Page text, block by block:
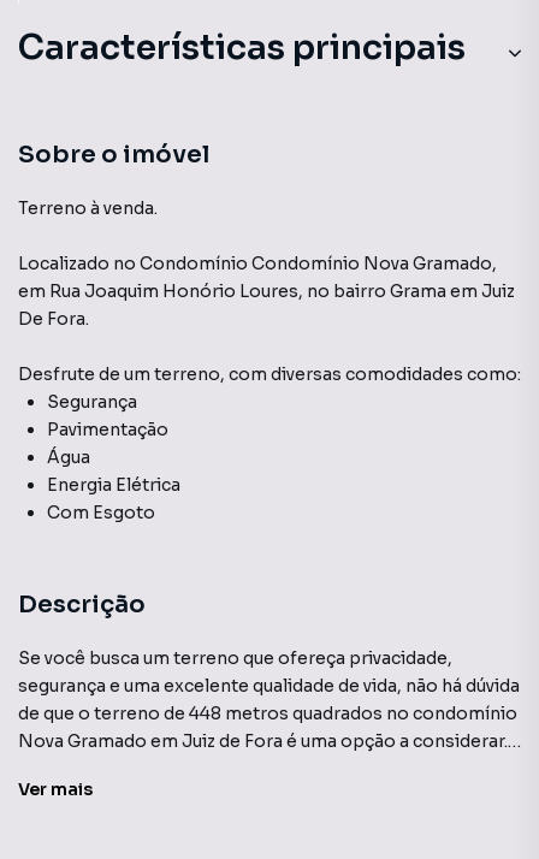
Características principais
Sobre o imóvel
Terreno à venda.
Localizado no Condomínio Condomínio Nova Gramado,
em Rua Joaquim Honório Loures, no bairro Grama em Juiz
De Fora.
Desfrute de um terreno, com diversas comodidades como:
Segurança
Pavimentação
Água
Energia Elétrica
Com Esgoto
Descrição
Se você busca um terreno que ofereça privacidade,
segurança e uma excelente qualidade de vida, não há dúvida
de que o terreno de 448 metros quadrados no condomínio
Nova Gramado em Juiz de Fora é uma opção a considerar.
completa, essa propriedade é a oportunidade perfeita
Ver mais